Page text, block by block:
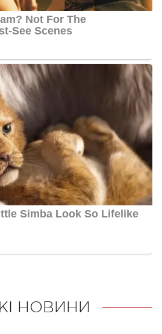
НОВИНИ